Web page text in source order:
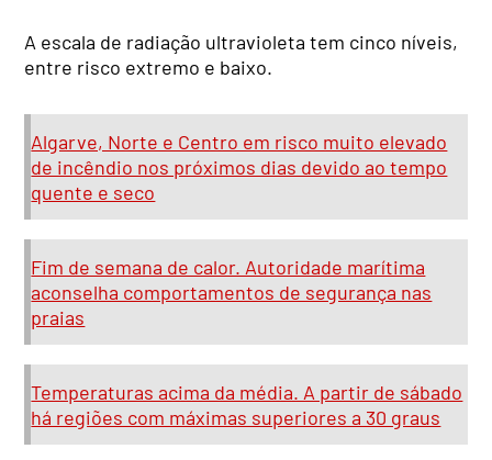
A escala de radiação ultravioleta tem cinco níveis,
entre risco extremo e baixo.
Algarve, Norte e Centro em risco muito elevado
de incêndio nos próximos dias devido ao tempo
quente e seco
Fim de semana de calor. Autoridade marítima
aconselha comportamentos de segurança nas
praias
Temperaturas acima da média. A partir de sábado
há regiões com máximas superiores a 30 graus